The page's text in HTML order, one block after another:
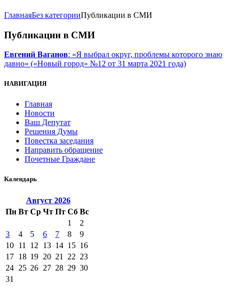
ГлавнаяБез категорииПубликации в СМИ
Публикации в СМИ
Евгений Ваганов: «Я выбрал округ, проблемы которого знаю
давно» («Новый город» №12 от 31 марта 2021 года)
НАВИГАЦИЯ
Главная
Новости
Ваш Депутат
Решения Думы
Повестка заседания
Направить обращение
Почетные Граждане
Календарь
Август 2026
Пн Вт Ср Чт Пт Сб Вс
1
2
3
4 5 6 7 8
9
10 11 12 13 14 15 16
17 18 19 20 21 22 23
24 25 26 27 28 29 30
31